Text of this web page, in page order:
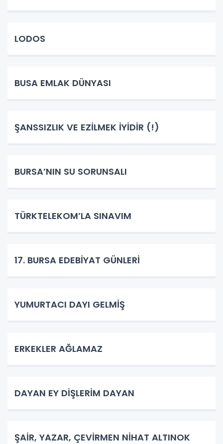
LODOS
BUSA EMLAK DÜNYASI
ŞANSSIZLIK VE EZİLMEK İYİDİR (!)
BURSA’NIN SU SORUNSALI
TÜRKTELEKOM’LA SINAVIM
17. BURSA EDEBİYAT GÜNLERİ
YUMURTACI DAYI GELMİŞ
ERKEKLER AĞLAMAZ
DAYAN EY DİŞLERİM DAYAN
ŞAİR, YAZAR, ÇEVİRMEN NİHAT ALTINOK